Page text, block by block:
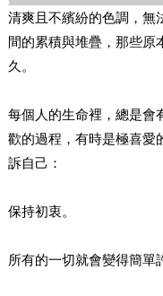
清爽且不繽紛的色調，無
間的累積與堆疊，那些原
久。
每個人的生命裡，總是會
歡的過程，有時是極喜愛
訴自己：
保持初衷。
所有的一切就會變得簡單